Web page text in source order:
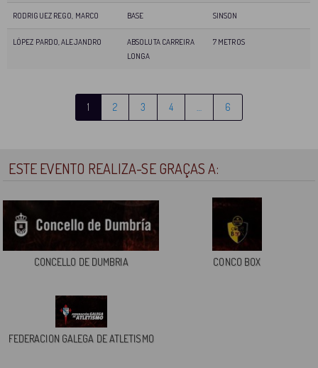
RODRIGUEZ REGO, MARCO BASE SINSON
LÓPEZ PARDO, ALEJANDRO
ABSOLUTA CARREIRA
LONGA
7 METROS
1 2 3 4 6
ESTE EVENTO REALIZA-SE GRAÇAS A:
CONCELLO DE DUMBRIA CONCO BOX
FEDERACION GALEGA DE ATLETISMO